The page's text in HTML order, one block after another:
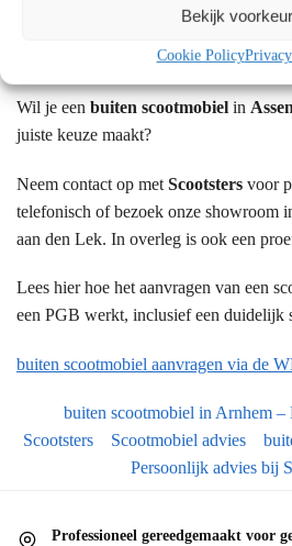
Bekijk
Cookie Policy
Persoonlijk advies voor
Wil je een buiten scootmobiel in Assen
juiste keuze maakt?
Neem contact op met Scootsters voor
telefonisch of bezoek onze showroom
aan den Lek. In overleg is ook een
Lees hier hoe het aanvragen van een
een PGB werkt, inclusief een duidelijk
buiten scootmobiel aanvragen via de
buiten scootmobiel in Arnhem –
Scootsters
Scootmobiel advies
Persoonlijk advies bij
Professioneel gereedgemaakt voor